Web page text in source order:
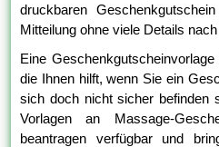
druckbaren
Mitteilung ohne viele Details
Eine
die Ihnen hilft, wenn Sie ein
sich doch nicht sicher befinden
Vorlagen an Massage-
beantragen verfügbar und